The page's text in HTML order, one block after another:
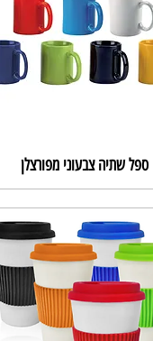
ספל שתיה צבעוני מפורצלן